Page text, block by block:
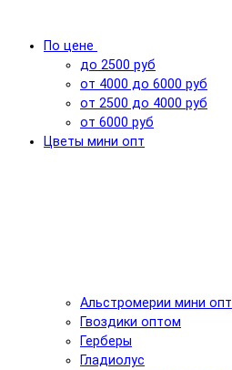
По цене
до 2500 руб
от 4000 до 6000 руб
от 2500 до 4000 руб
от 6000 руб
Цветы мини опт
Альстромерии мини опт
Гвоздики оптом
Герберы
Гладиолус